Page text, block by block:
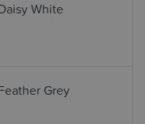
White
Grey